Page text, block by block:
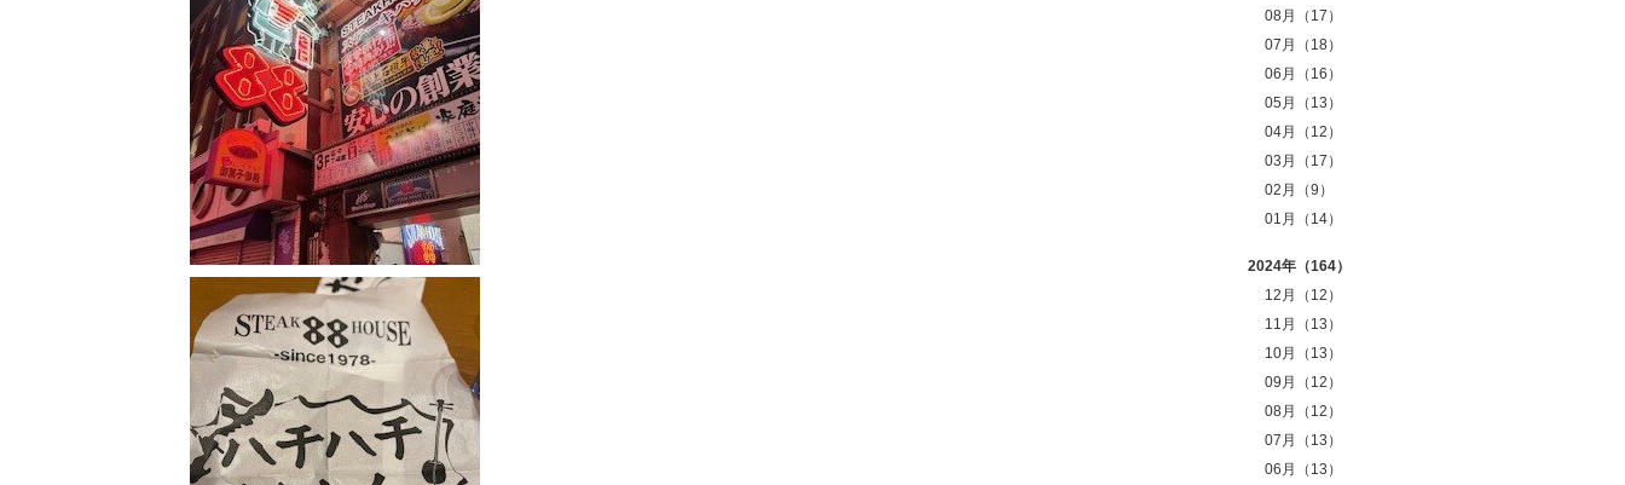
08月（17）
07月（18）
06月（16）
05月（13）
04月（12）
03月（17）
02月（9）
01月（14）
2024年（164）
12月（12）
11月（13）
10月（13）
09月（12）
08月（12）
07月（13）
06月（13）